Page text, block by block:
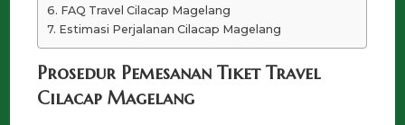
FAQ Travel Cilacap Magelang
Estimasi Perjalanan Cilacap Magelang
Prosedur Pemesanan Tiket Travel
Cilacap Magelang